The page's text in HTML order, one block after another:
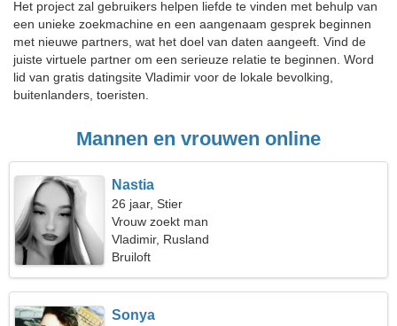
Het project zal gebruikers helpen liefde te vinden met behulp van
een unieke zoekmachine en een aangenaam gesprek beginnen
met nieuwe partners, wat het doel van daten aangeeft. Vind de
juiste virtuele partner om een serieuze relatie te beginnen. Word
lid van gratis datingsite Vladimir voor de lokale bevolking,
buitenlanders, toeristen.
Mannen en vrouwen online
Nastia
26 jaar, Stier
Vrouw zoekt man
Vladimir, Rusland
Bruiloft
Sonya